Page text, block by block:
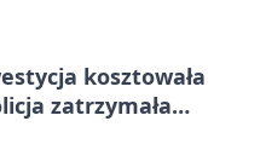
kosztowała
zatrzymała